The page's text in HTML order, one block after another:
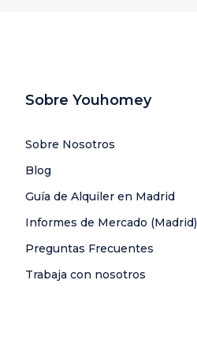
Sobre Youhomey
Sobre Nosotros
Blog
Guía de Alquiler en Madrid
Informes de Mercado (Madrid)
Preguntas Frecuentes
Trabaja con nosotros